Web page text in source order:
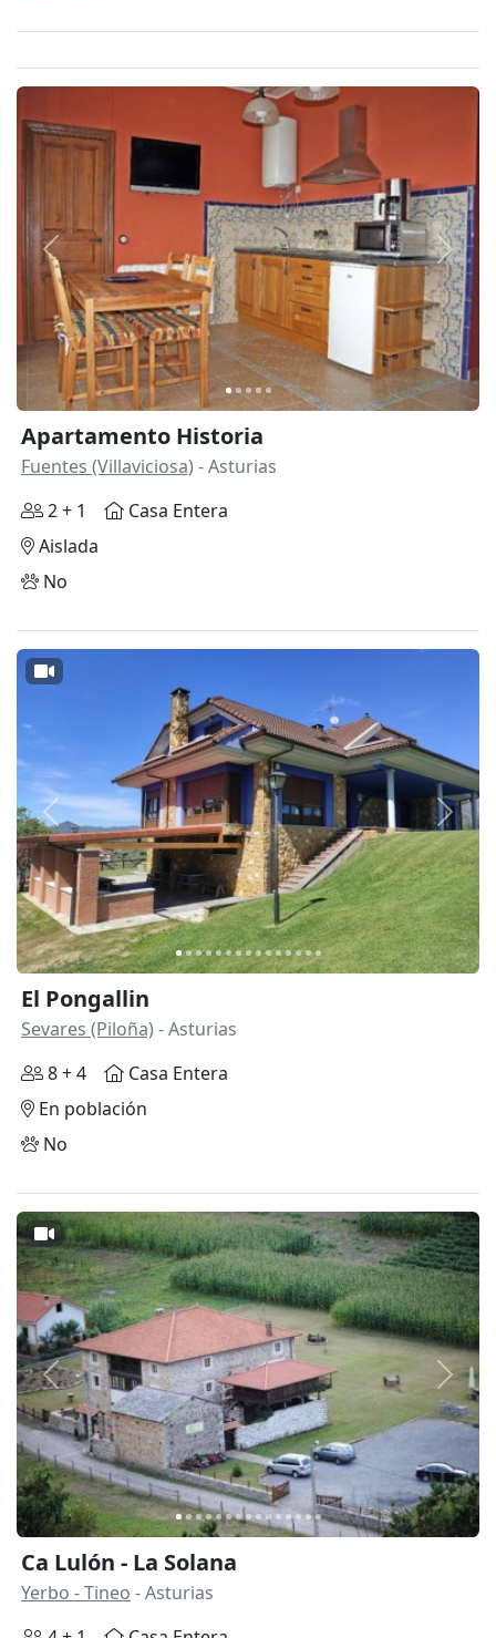
Anterior
Apartamento Historia
Fuentes (Villaviciosa) - Asturias
2 + 1
Casa Entera
Aislada
No
Anterior
El Pongallin
Sevares (Piloña) - Asturias
8 + 4
Casa Entera
En población
No
Anterior
Ca Lulón - La Solana
Yerbo - Tineo - Asturias